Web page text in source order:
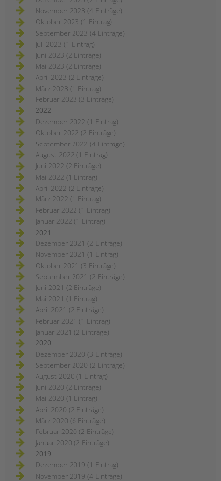
November 2023 (4 Einträge)
Oktober 2023 (1 Eintrag)
September 2023 (4 Einträge)
Juli 2023 (1 Eintrag)
Juni 2023 (2 Einträge)
Mai 2023 (2 Einträge)
April 2023 (2 Einträge)
März 2023 (1 Eintrag)
Februar 2023 (3 Einträge)
2022
Dezember 2022 (1 Eintrag)
Oktober 2022 (2 Einträge)
September 2022 (4 Einträge)
August 2022 (1 Eintrag)
Juni 2022 (2 Einträge)
Mai 2022 (1 Eintrag)
April 2022 (2 Einträge)
März 2022 (1 Eintrag)
Februar 2022 (1 Eintrag)
Januar 2022 (1 Eintrag)
2021
Dezember 2021 (2 Einträge)
November 2021 (1 Eintrag)
Oktober 2021 (3 Einträge)
September 2021 (2 Einträge)
Juni 2021 (2 Einträge)
Mai 2021 (1 Eintrag)
April 2021 (2 Einträge)
Februar 2021 (1 Eintrag)
Januar 2021 (2 Einträge)
2020
Dezember 2020 (3 Einträge)
September 2020 (2 Einträge)
August 2020 (1 Eintrag)
Juni 2020 (2 Einträge)
Mai 2020 (1 Eintrag)
April 2020 (2 Einträge)
März 2020 (6 Einträge)
Februar 2020 (2 Einträge)
Januar 2020 (2 Einträge)
2019
Dezember 2019 (1 Eintrag)
November 2019 (4 Einträge)